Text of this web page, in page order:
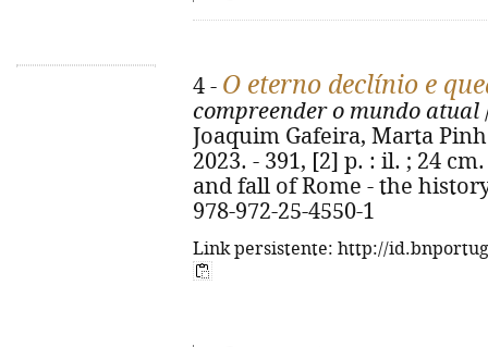
4 - O eterno declínio e
compreender o mundo atual
Joaquim Gafeira, Marta
2023. - 391, [2] p. : il. ; 24
and fall of Rome - the
978-972-25-4550-1
Link persistente: http://